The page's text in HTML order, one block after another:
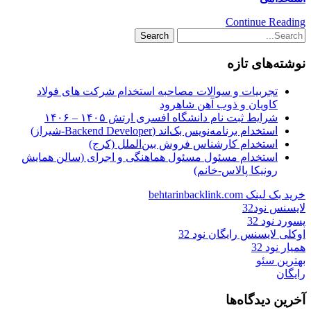
Continue Reading
نوشته‌های تازه
تجربیات و سوالات مصاحبه استخدام شرکت های فولاد
کاویان و ذوب آهن شاهرود
شرایط ثبت نام دانشگاه افسری ارتش ۱۴۰۵ – ۱۴۰۶
استخدام برنامه‌نویس بک‌اند (Backend Developer-شیراز)
استخدام کارشناس فروش بین‌الملل (کرج)
استخدام مسئول مسئول هماهنگی و اجرای (سالن همایش
رونیکا پالاس-خانم)
خرید بک لینک behtarinbacklink.com
لایسنس نود32
پسورد نود 32
اوکلی لایسنس رایگان نود 32
همیار نود 32
بهترین سئو
رایگان
آخرین دیدگاه‌ها